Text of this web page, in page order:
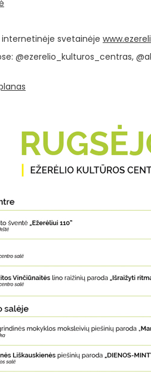
svetainėje
@ezerelio_kulturos_centras,